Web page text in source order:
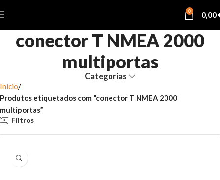
0 0,00
conector T NMEA 2000
multiportas
Categorias
Início
Produtos etiquetados com “conector T NMEA 2000
multiportas”
Filtros